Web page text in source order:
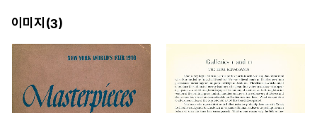
이미지(3)